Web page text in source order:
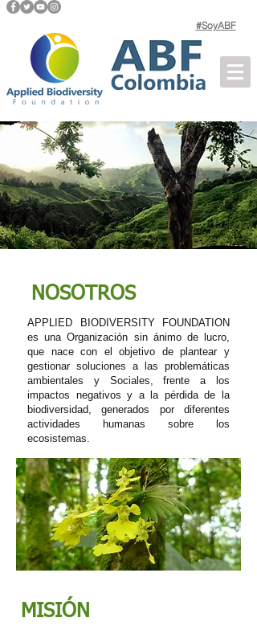
#SoyABF
APPLIED BIODIVERSITY FOUNDATION
es una Organización sin ánimo de lucro,
que nace con el objetivo de plantear y
gestionar soluciones a las problemáticas
ambientales y Sociales, frente a los
impactos negativos y a la pérdida de la
biodiversidad, generados por diferentes
actividades humanas sobre los
ecosistemas.
NOSOTROS
MISIÓN